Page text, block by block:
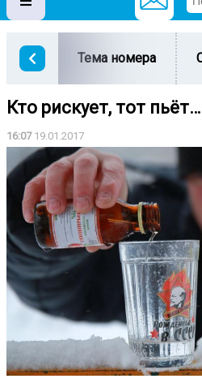
Тема номера
Кто рискует, тот
16:0719.01.2017